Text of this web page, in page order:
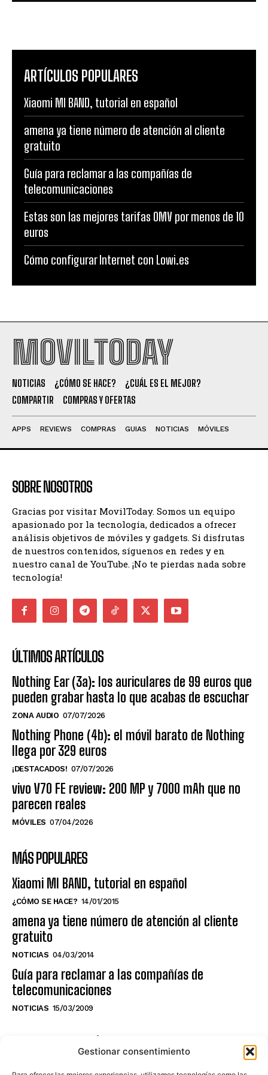
Gestionar consentimiento
ARTÍCULOS POPULARES
Xiaomi MI BAND, tutorial en español
amena ya tiene número de atención al cliente
gratuito
Guía para reclamar a las compañías de
telecomunicaciones
Estas son las mejores tarifas OMV por menos de 10
euros
Cómo configurar Internet con Lowi.es
MOVILTODAY
NOTICIAS ¿CÓMO SE HACE?
¿CUÁL ES EL MEJOR?
COMPARTIR
COMPRAS Y OFERTAS
APPS REVIEWS COMPRAS GUIAS NOTICIAS MÓVILES
SOBRE NOSOTROS
Gracias por visitar MovilToday. Somos un equipo
apasionado por la tecnología, dedicados a ofrecer
análisis objetivos de móviles y gadgets. Si disfrutas
de nuestros contenidos, síguenos en redes y en
nuestro canal de YouTube. ¡No te pierdas nada sobre
tecnología!
ÚLTIMOS ARTÍCULOS
Nothing Ear (3a): los auriculares de 99 euros que
pueden grabar hasta lo que acabas de escuchar
ZONA AUDIO 07/07/2026
Nothing Phone (4b): el móvil barato de Nothing
llega por 329 euros
¡DESTACADOS! 07/07/2026
vivo V70 FE review: 200 MP y 7000 mAh que no
parecen reales
MÓVILES 07/04/2026
MÁS POPULARES
Xiaomi MI BAND, tutorial en español
¿CÓMO SE HACE? 14/01/2015
amena ya tiene número de atención al cliente
gratuito
NOTICIAS 04/03/2014
Guía para reclamar a las compañías de
telecomunicaciones
NOTICIAS 15/03/2009
NO TE PIERDAS LO ÚLTIMO DEL CANAL